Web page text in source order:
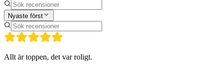
Nyaste först
Allt är toppen, det var roligt.